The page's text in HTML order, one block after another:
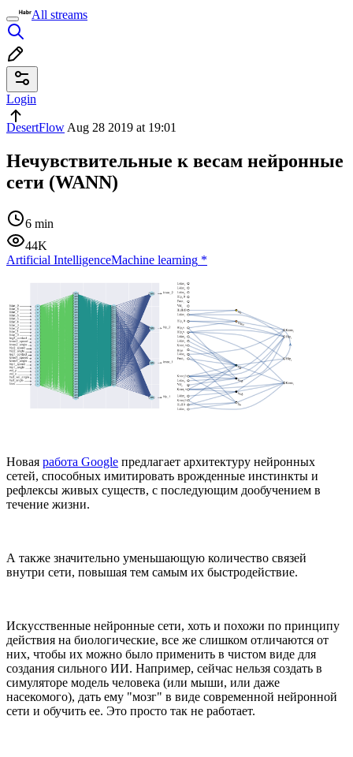
All streams
Login
DesertFlow Aug 28 2019 at 19:01
Нечувствительные к весам нейронные
сети (WANN)
6 min
44K
Artificial IntelligenceMachine learning *
Новая работа Google предлагает архитектуру нейронных
сетей, способных имитировать врожденные инстинкты и
рефлексы живых существ, с последующим дообучением в
течение жизни.
А также значительно уменьшающую количество связей
внутри сети, повышая тем самым их быстродействие.
Искусственные нейронные сети, хоть и похожи по принципу
действия на биологические, все же слишком отличаются от
них, чтобы их можно было применить в чистом виде для
создания сильного ИИ. Например, сейчас нельзя создать в
симуляторе модель человека (или мыши, или даже
насекомого), дать ему "мозг" в виде современной нейронной
сети и обучить ее. Это просто так не работает.